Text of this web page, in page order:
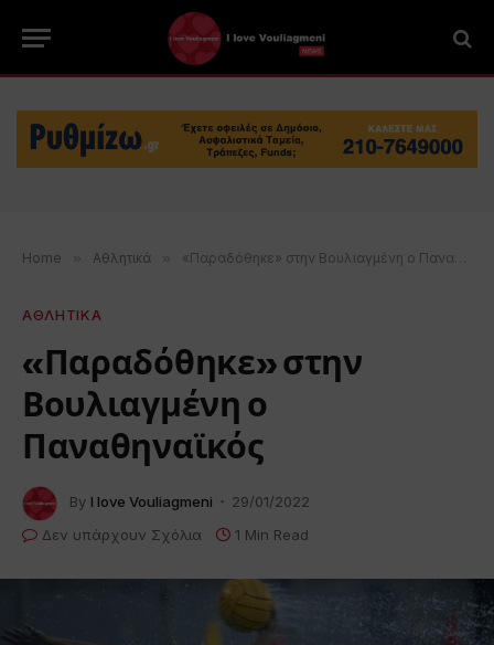
Home » Αθλητικά » «Παραδόθηκε» στην Βουλιαγμένη ο Παναθηναϊκός
ΑΘΛΗΤΙΚΑ
«Παραδόθηκε» στην
Βουλιαγμένη ο
Παναθηναϊκός
By I love Vouliagmeni
29/01/2022
Δεν υπάρχουν Σχόλια
1 Min Read